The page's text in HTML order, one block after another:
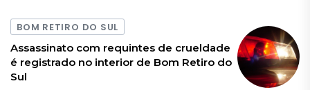
BOM RETIRO DO SUL
Assassinato com requintes de crueldade
é registrado no interior de Bom Retiro do
Sul